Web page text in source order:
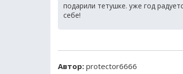
подарили тетушке. уже год
себе!
Автор: protector6666